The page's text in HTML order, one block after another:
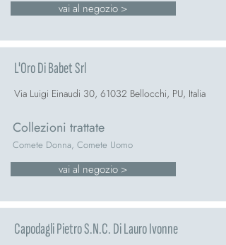
vai al negozio >
L'Oro Di Babet Srl
Via Luigi Einaudi 30, 61032 Bellocchi, PU, Italia
Collezioni trattate
Comete Donna, Comete Uomo
vai al negozio >
Capodagli Pietro S.N.C. Di Lauro Ivonne